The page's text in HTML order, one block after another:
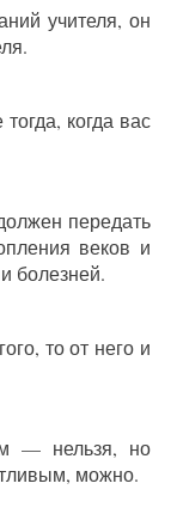
учителя, он
когда вас
передать
веков и
болезней.
то от него и
— нельзя, но
можно.